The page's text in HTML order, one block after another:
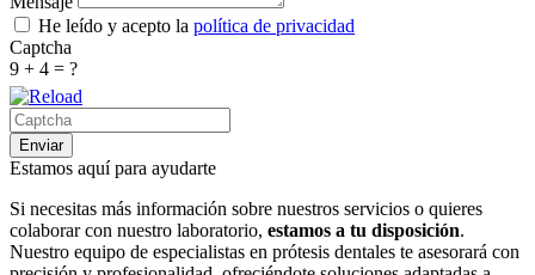
He leído y acepto la política de privacidad
Captcha
9 + 4 = ?
Enviar
Estamos aquí para ayudarte
Si necesitas más información sobre nuestros servicios o quieres
colaborar con nuestro laboratorio, estamos a tu disposición.
Nuestro equipo de especialistas en prótesis dentales te asesorará con